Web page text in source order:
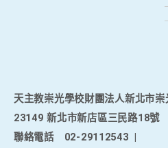
天主教崇光學校財團法人新北市
23149 新北市新店區三民路18號
聯絡電話
02-29112543